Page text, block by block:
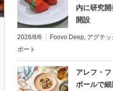
内に研究
開設
2026/8/6 Foovo Deep アグテッ
ポート
アレフ・
ポールで